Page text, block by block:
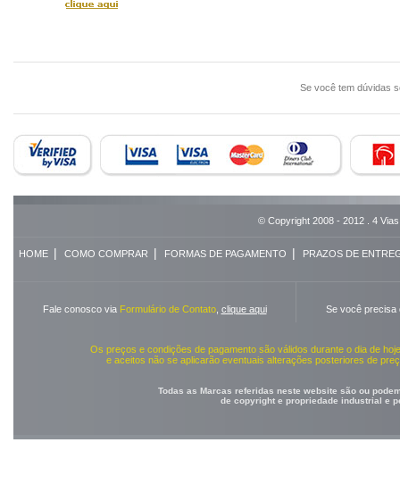
Se você tem dúvidas
© Copyright 2008 - 2012 . 4
HOME| COMO COMPRAR | FORMAS DE PAGAMENTO | PRAZOS DE
Fale conosco via Formulário de Contato, clique aqui Se você precisa
Os preços e condições de pagamento são válidos durante o dia de
e aceitos não se aplicarão eventuais alterações posteriores de
Todas as Marcas referidas neste website são ou
de copyright e propriedade industrial e